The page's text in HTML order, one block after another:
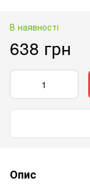
В наявності
638 грн
Опис